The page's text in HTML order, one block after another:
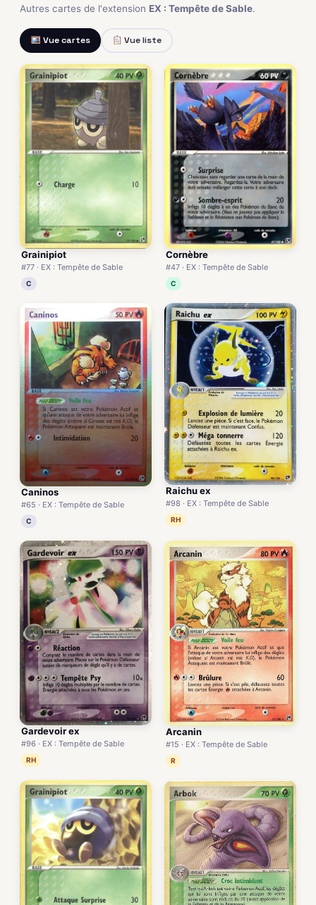
Autres cartes de l'extension EX : Tempête de Sable.
Vue cartes Vue liste
Grainipiot
#77 · EX : Tempête de Sable
C
Cornèbre
#47 · EX : Tempête de Sable
C
Caninos
#65 · EX : Tempête de Sable
C
Raichu ex
#98 · EX : Tempête de Sable
RH
Gardevoir ex
#96 · EX : Tempête de Sable
RH
Arcanin
#15 · EX : Tempête de Sable
R